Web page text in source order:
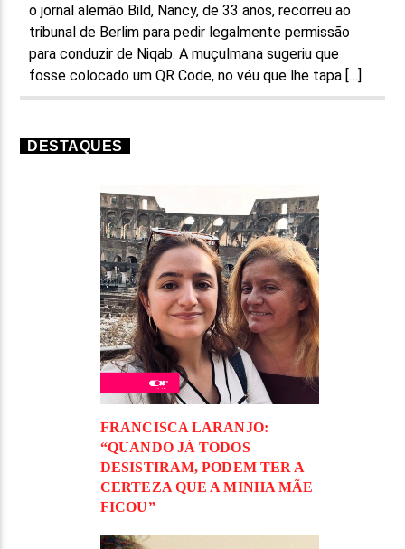
o jornal alemão Bild, Nancy, de 33 anos, recorreu ao
tribunal de Berlim para pedir legalmente permissão
para conduzir de Niqab. A muçulmana sugeriu que
fosse colocado um QR Code, no véu que lhe tapa […]
DESTAQUES
FRANCISCA LARANJO:
“QUANDO JÁ TODOS
DESISTIRAM, PODEM TER A
CERTEZA QUE A MINHA MÃE
FICOU”